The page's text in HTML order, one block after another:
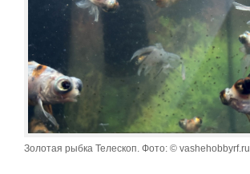
Золотая рыбка Телескоп. Фото: © vashehobbyrf.ru